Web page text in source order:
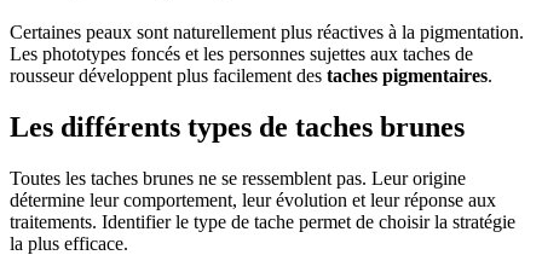
Certaines peaux sont naturellement plus réactives à la pigmentation.
Les phototypes foncés et les personnes sujettes aux taches de
rousseur développent plus facilement des taches pigmentaires.
Les différents types de taches brunes
Toutes les taches brunes ne se ressemblent pas. Leur origine
détermine leur comportement, leur évolution et leur réponse aux
traitements. Identifier le type de tache permet de choisir la stratégie
la plus efficace.